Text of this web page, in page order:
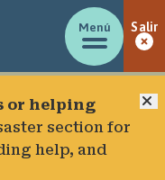
Menú Salir
or helping
section for
help, and